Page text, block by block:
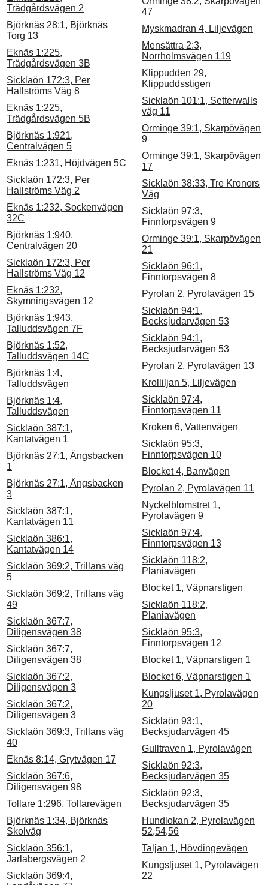
Trädgårdsvägen 2
Björknäs 28:1, Björknäs
Torg 13
Eknäs 1:225,
Trädgårdsvägen 3B
Sicklaön 172:3, Per
Hallströms Väg 8
Eknäs 1:225,
Trädgårdsvägen 5B
Björknäs 1:921,
Centralvägen 5
Eknäs 1:231, Höjdvägen 5C
Sicklaön 172:3, Per
Hallströms Väg 2
Eknäs 1:232, Sockenvägen
32C
Björknäs 1:940,
Centralvägen 20
Sicklaön 172:3, Per
Hallströms Väg 12
Eknäs 1:232,
Skymningsvägen 12
Björknäs 1:943,
Talluddsvägen 7F
Björknäs 1:52,
Talluddsvägen 14C
Björknäs 1:4,
Talluddsvägen
Björknäs 1:4,
Talluddsvägen
Sicklaön 387:1,
Kantatvägen 1
Björknäs 27:1, Ängsbacken
1
Björknäs 27:1, Ängsbacken
3
Sicklaön 387:1,
Kantatvägen 11
Sicklaön 386:1,
Kantatvägen 14
Sicklaön 369:2, Trillans väg
5
Sicklaön 369:2, Trillans väg
49
Sicklaön 367:7,
Diligensvägen 38
Sicklaön 367:7,
Diligensvägen 38
Sicklaön 367:2,
Diligensvägen 3
Sicklaön 367:2,
Diligensvägen 3
Sicklaön 369:3, Trillans väg
40
Eknäs 8:14, Grytvägen 17
Sicklaön 367:6,
Diligensvägen 98
Tollare 1:296, Tollarevägen
Björknäs 1:34, Björknäs
Skolväg
Sicklaön 356:1,
Jarlabergsvägen 2
Sicklaön 369:4,
47
Myskmadran 4, Liljevägen
Mensättra 2:3,
Norrholmsvägen 119
Klippudden 29,
Klippuddsstigen
Sicklaön 101:1, Setterwalls
väg 11
Orminge 39:1, Skarpövägen
9
Orminge 39:1, Skarpövägen
17
Sicklaön 38:33, Tre Kronors
Väg
Sicklaön 97:3,
Finntorpsvägen 9
Orminge 39:1, Skarpövägen
21
Sicklaön 96:1,
Finntorpsvägen 8
Pyrolan 2, Pyrolavägen 15
Sicklaön 94:1,
Becksjudarvägen 53
Sicklaön 94:1,
Becksjudarvägen 53
Pyrolan 2, Pyrolavägen 13
Krolliljan 5, Liljevägen
Sicklaön 97:4,
Finntorpsvägen 11
Kroken 6, Vattenvägen
Sicklaön 95:3,
Finntorpsvägen 10
Blocket 4, Banvägen
Pyrolan 2, Pyrolavägen 11
Nyckelblomstret 1,
Pyrolavägen 9
Sicklaön 97:4,
Finntorpsvägen 13
Sicklaön 118:2,
Planiavägen
Blocket 1, Väpnarstigen
Sicklaön 118:2,
Planiavägen
Sicklaön 95:3,
Finntorpsvägen 12
Blocket 1, Väpnarstigen 1
Blocket 6, Väpnarstigen 1
Kungsljuset 1, Pyrolavägen
20
Sicklaön 93:1,
Becksjudarvägen 45
Gulltraven 1, Pyrolavägen
Sicklaön 92:3,
Becksjudarvägen 35
Sicklaön 92:3,
Becksjudarvägen 35
Hundlokan 2, Pyrolavägen
52,54,56
Taljan 1, Hövdingevägen
Kungsljuset 1, Pyrolavägen
22